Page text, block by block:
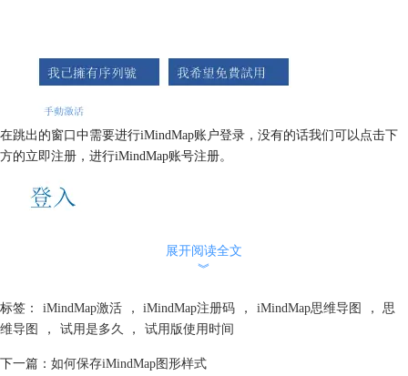
在跳出的窗口中需要进行iMindMap账户登录，没有的话我们可以点击下
方的立即注册，进行iMindMap账号注册。
展开阅读全文
︾
标签： iMindMap激活 ， iMindMap注册码 ， iMindMap思维导图 ，
思
维导图
， 试用是多久 ， 试用版使用时间
下一篇： 如何保存iMindMap图形样式